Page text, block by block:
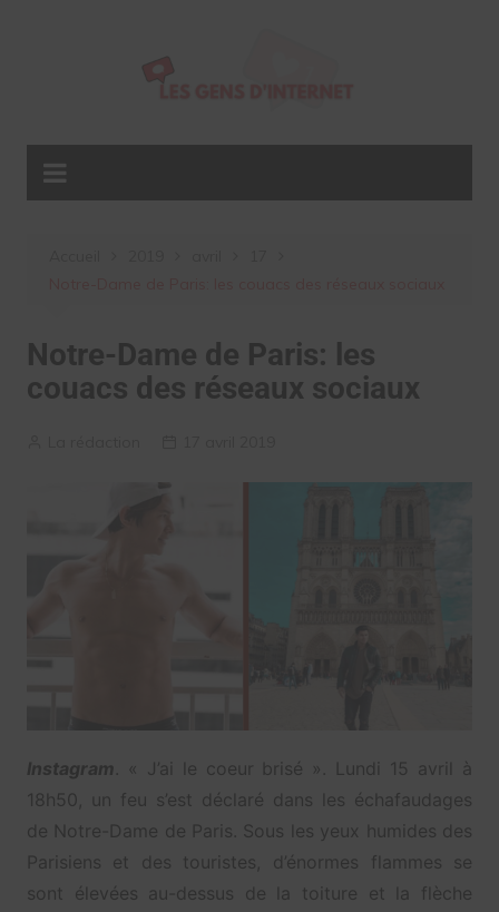
Notre-Dame de Paris: les
couacs des réseaux sociaux
Instagram . « J’ai le coeur brisé ». Lundi 15 avril à
18h50, un feu s’est déclaré dans les échafaudages
de Notre-Dame de Paris. Sous les yeux humides des
Parisiens et des touristes, d’énormes flammes se
sont élevées au-dessus de la toiture et la flèche